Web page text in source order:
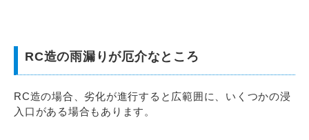
RC造の雨漏りが厄介なところ
RC造の場合、劣化が進行すると広範囲に、いくつかの浸
入口がある場合もあります。